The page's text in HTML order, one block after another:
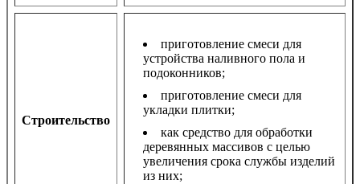
Строительство
приготовление смеси для
устройства наливного пола и
подоконников;
приготовление смеси для
укладки плитки;
как средство для обработки
деревянных массивов с целью
увеличения срока службы изделий
из них;